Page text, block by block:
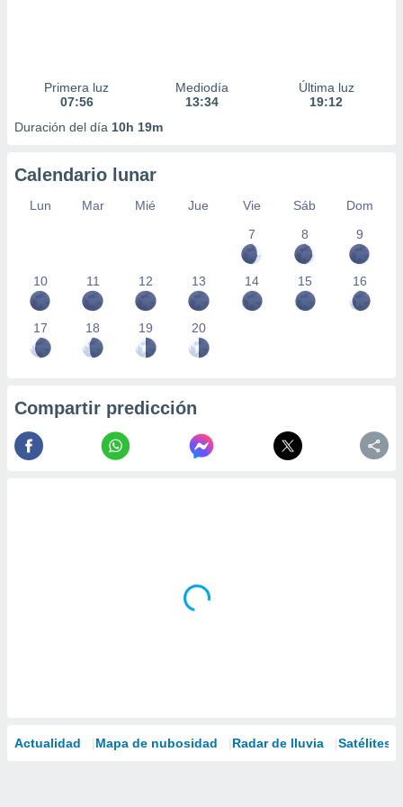
Primera luz
07:56
Mediodía
13:34
Última luz
19:12
Duración del día 10h 19m
Calendario lunar
Lun Mar Mié Jue Vie Sáb
Dom
7
8 9
10 11 12 13 14 15 16
17 18 19 20
Compartir predicción
Actualidad Mapa de nubosidad Radar de lluvia Satélites